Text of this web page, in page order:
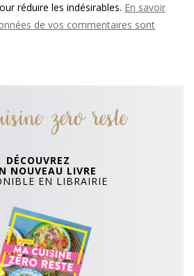
réduire les indésirables. En savoir
de vos commentaires sont
zero reste
DÉCOUVREZ
NOUVEAU LIVRE
EN LIBRAIRIE